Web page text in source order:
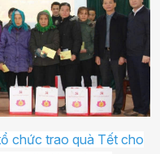
chức trao quà Tết cho